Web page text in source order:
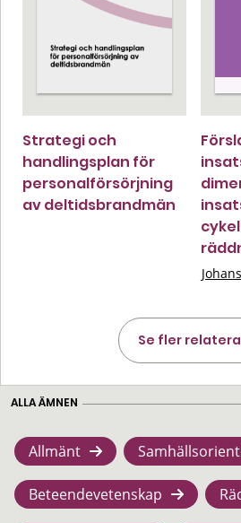
Strategi och
handlingsplan för
personalförsörjning
av deltidsbrandmän
Se fler
ALLA ÄMNEN
Allmänt
Beteendevetenskap